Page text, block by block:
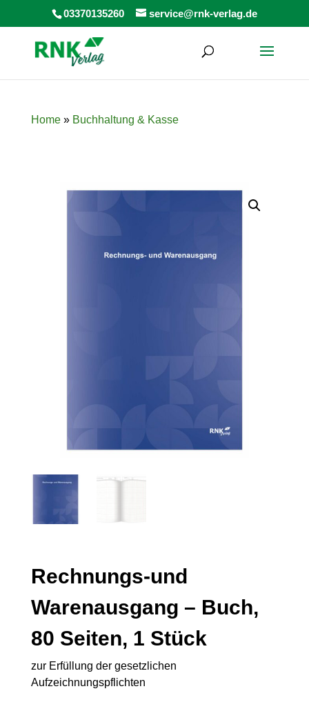
03370135260 service@rnk-verlag.de
Home» Buchhaltung & Kasse
Rechnungs-und
Warenausgang – Buch,
80 Seiten, 1 Stück
zur Erfüllung der gesetzlichen
Aufzeichnungspflichten